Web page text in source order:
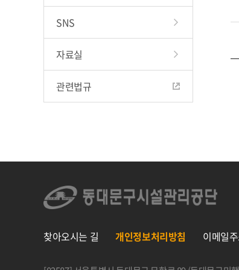
SNS
자료실
관련법규
찾아오시는 길 개인정보처리방침 이메일